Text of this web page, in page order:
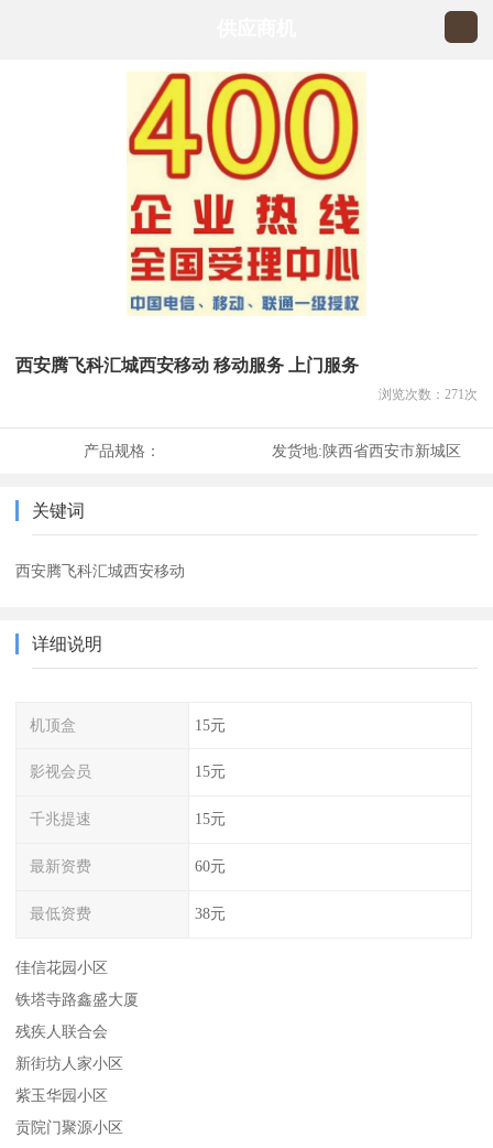
西安腾飞科汇城西安移动 移动服务 上门服务
浏览次数： 271 次
产品规格： 发货地:陕西省西安市新城区
关键词
西安腾飞科汇城西安移动
详细说明
机顶盒 15元
影视会员 15元
千兆提速 15元
最新资费 60元
最低资费 38元
佳信花园小区
铁塔寺路鑫盛大厦
残疾人联合会
新街坊人家小区
紫玉华园小区
贡院门聚源小区